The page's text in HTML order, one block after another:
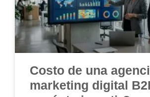
Costo de una
marketing digital